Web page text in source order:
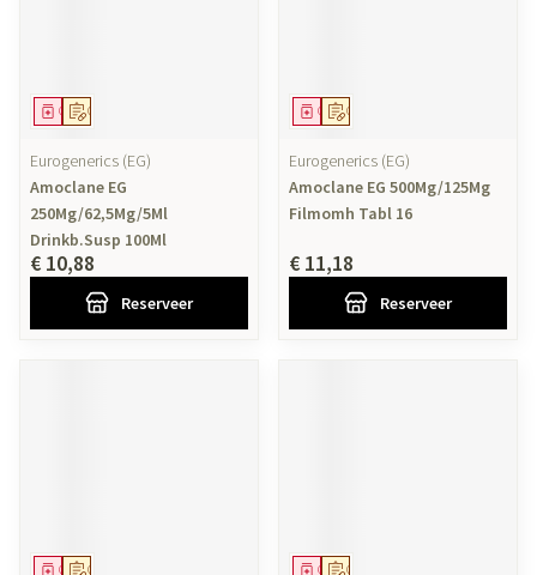
Op voorschrift
Geneesmiddel
Eurogenerics (EG)
Amoclane EG
250Mg/62,5Mg/5Ml
Drinkb.Susp 100Ml
€ 10,88
Reserveer
Op voorschrift
Geneesmiddel
Eurogenerics (EG)
Amoclane EG 500Mg/125Mg
Filmomh Tabl 16
€ 11,18
Reserveer
Op voorschrift
Geneesmiddel Op voorschrift
Geneesmiddel